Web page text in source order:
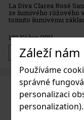
Záleží
Používáme
správné
personalizaci
personalization).
La Diva Clarea Rosé
ze šumivého růžového
tomuto šumivému
bublinky, které
192Kč bez DPH